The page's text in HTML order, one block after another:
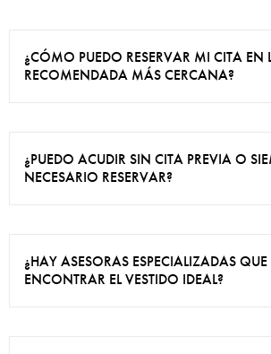
¿CÓMO PUEDO RESERVAR MI CITA EN
RECOMENDADA MÁS CERCANA?
¿PUEDO ACUDIR SIN CITA PREVIA O
NECESARIO RESERVAR?
¿HAY ASESORAS ESPECIALIZADAS
ENCONTRAR EL VESTIDO IDEAL?